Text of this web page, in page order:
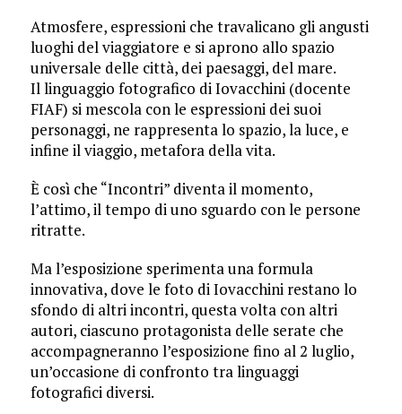
Atmosfere, espressioni che travalicano gli angusti
luoghi del viaggiatore e si aprono allo spazio
universale delle città, dei paesaggi, del mare.
Il linguaggio fotografico di Iovacchini (docente
FIAF) si mescola con le espressioni dei suoi
personaggi, ne rappresenta lo spazio, la luce, e
infine il viaggio, metafora della vita.
È così che “Incontri” diventa il momento,
l’attimo, il tempo di uno sguardo con le persone
ritratte.
Ma l’esposizione sperimenta una formula
innovativa, dove le foto di Iovacchini restano lo
sfondo di altri incontri, questa volta con altri
autori, ciascuno protagonista delle serate che
accompagneranno l’esposizione fino al 2 luglio,
un’occasione di confronto tra linguaggi
fotografici diversi.